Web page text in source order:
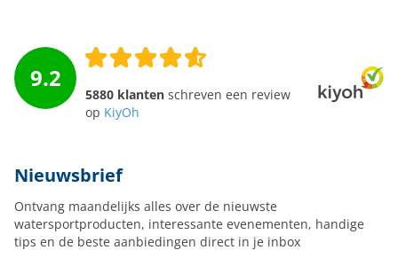
9.2
5880 klanten schreven een review
op KiyOh
Nieuwsbrief
Ontvang maandelijks alles over de nieuwste
watersportproducten, interessante evenementen, handige
tips en de beste aanbiedingen direct in je inbox